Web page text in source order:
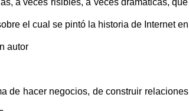
a veces risibles, a veces dramáticas, que
el cual se pintó la historia de Internet en
autor
de hacer negocios, de construir relaciones